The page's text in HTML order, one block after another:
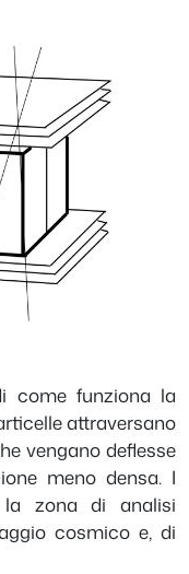
come funziona la
attraversano
vengano deflesse
meno densa. I
zona di analisi
cosmico e, di